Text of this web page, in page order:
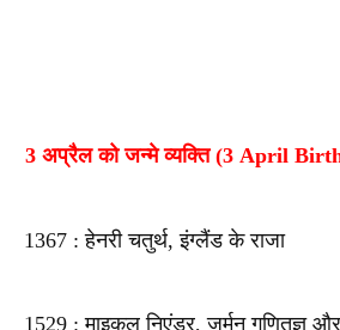
3 अप्रैल को जन्मे व्यक्ति (3 April
1367 : हेनरी चतुर्थ, इंग्लैंड के राजा
1529 : माइकल निएंडर, जर्मन गणितज्ञ